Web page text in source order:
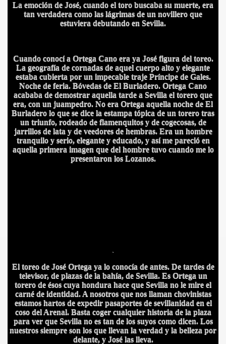
La emoción de José, cuando el toro buscaba su muerte, era
tan verdadera como las lágrimas de un novillero que
estuviera debutando en Sevilla.
Cuando conocí a Ortega Cano era ya José figura del toreo.
La geografía de cornadas de aquel cuerpo alto y elegante
estaba cubierta por un impecable traje Príncipe de Gales.
Noche de feria. Bóvedas de El Burladero. Ortega Cano
acababa de demostrar aquella tarde a Sevilla el torero que
era, con un juampedro. No era Ortega aquella noche de El
Burladero lo que se dice la estampa tópica de un torero tras
un triunfo, rodeado de flamenquitos y de cogecosas, de
jarrillos de lata y de veedores de hembras. Era un hombre
tranquilo y serio, elegante y educado, y así me pareció en
aquella primera imagen que del hombre tuvo cuando me lo
presentaron los Lozanos.
El toreo de José Ortega ya lo conocía de antes. De tardes de
televisor, de plazas de la bahía, de Sevilla. Es Ortega un
torero de ésos cuya hondura hace que Sevilla no le mire el
carné de identidad. A nosotros que nos llaman chovinistas
estamos hartos de expedir pasaportes de sevillanidad en el
coso del Arenal. Basta coger cualquier historia de la plaza
para ver que Sevilla no es tan de los suyos como dicen. Los
nuestros siempre son los que llevan la verdad y la belleza por
delante, y José las lleva.